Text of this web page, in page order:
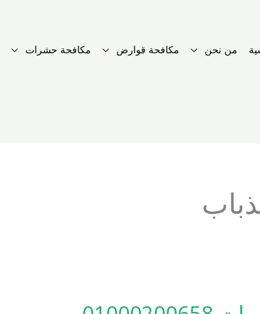
من نحن مكافحة قوارض مكافحة حشرات